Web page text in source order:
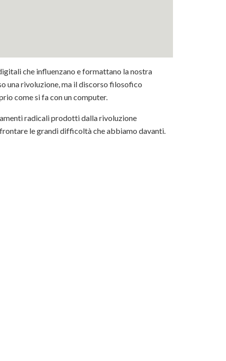
che influenzano e formattano la nostra
una rivoluzione, ma il discorso filosofico
come si fa con un computer.
radicali prodotti dalla rivoluzione
le grandi difficoltà che abbiamo davanti.